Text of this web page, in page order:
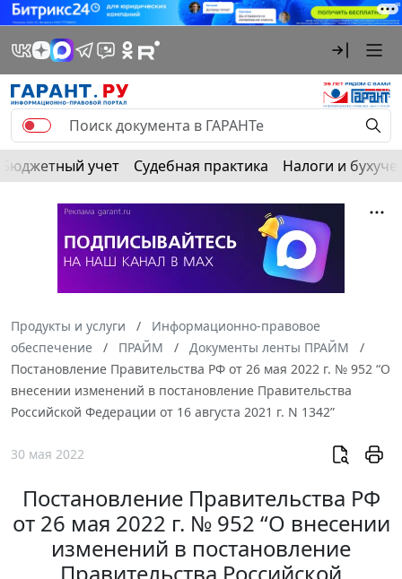
Бюджетный учет Судебная практика Налоги и
Продукты и услуги
Информационно-правовое
обеспечение
ПРАЙМ
Документы ленты ПРАЙМ
Постановление Правительства РФ от 26 мая 2022 г. № 952 “О
внесении изменений в постановление Правительства
Российской Федерации от 16 августа 2021 г. N 1342”
30 мая 2022
Постановление Правительства РФ
от 26 мая 2022 г. № 952 “О внесении
изменений в постановление